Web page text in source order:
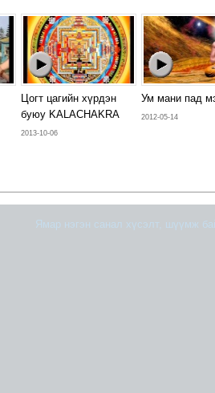
Цогт цагийн хүрдэн
буюу KALACHAKRA
2013-10-06
Ум мани пад
2012-05-14
Ямар нэгэн санал хүсэлт, шүүмж